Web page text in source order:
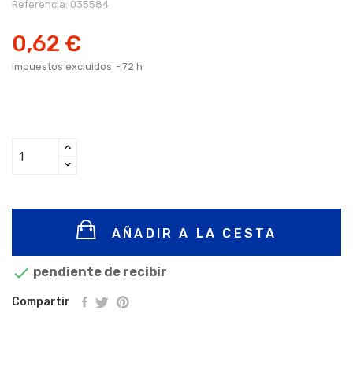
Referencia: 035584
0,62 €
Impuestos excluidos 72 h
AÑADIR A LA CESTA
 pendiente de recibir
Compartir